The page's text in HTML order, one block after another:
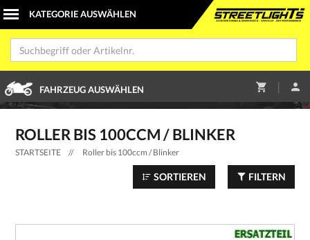
FAHRZEUG AUSWÄHLEN |
ROLLER BIS 100CCM / BLINKER
STARTSEITE // Roller bis 100ccm / Blinker
SORTIEREN FILTERN